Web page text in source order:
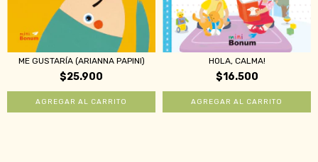
ME GUSTARÍA (ARIANNA PAPINI)
$25.900
HOLA, CALMA!
$16.500